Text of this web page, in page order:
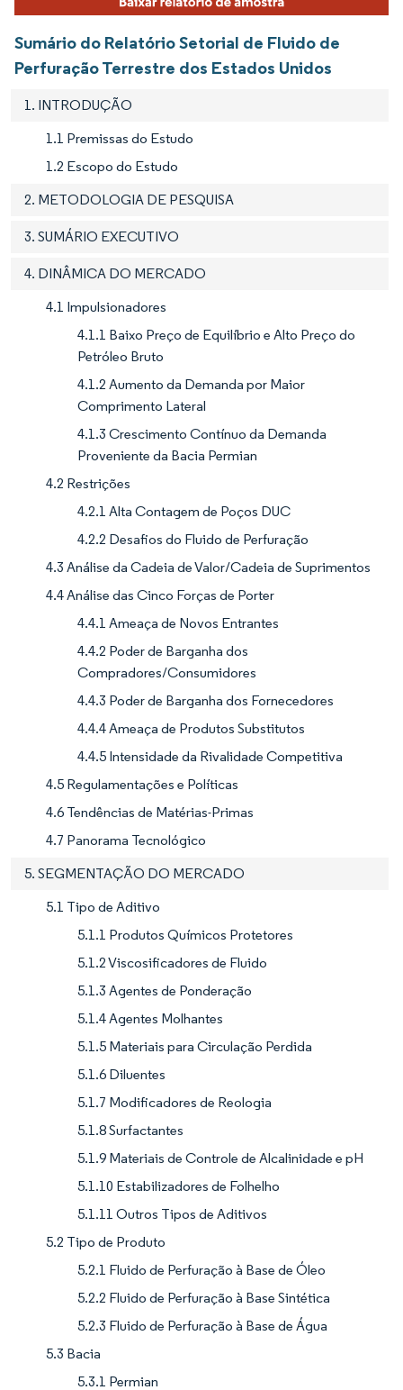
Sumário do Relatório Setorial de Fluido de
Perfuração Terrestre dos Estados Unidos
1. INTRODUÇÃO
1.1 Premissas do Estudo
1.2 Escopo do Estudo
2. METODOLOGIA DE PESQUISA
3. SUMÁRIO EXECUTIVO
4. DINÂMICA DO MERCADO
4.1 Impulsionadores
4.1.1 Baixo Preço de Equilíbrio e Alto Preço do
Petróleo Bruto
4.1.2 Aumento da Demanda por Maior
Comprimento Lateral
4.1.3 Crescimento Contínuo da Demanda
Proveniente da Bacia Permian
4.2 Restrições
4.2.1 Alta Contagem de Poços DUC
4.2.2 Desafios do Fluido de Perfuração
4.3 Análise da Cadeia de Valor/Cadeia de Suprimentos
4.4 Análise das Cinco Forças de Porter
4.4.1 Ameaça de Novos Entrantes
4.4.2 Poder de Barganha dos
Compradores/Consumidores
4.4.3 Poder de Barganha dos Fornecedores
4.4.4 Ameaça de Produtos Substitutos
4.4.5 Intensidade da Rivalidade Competitiva
4.5 Regulamentações e Políticas
4.6 Tendências de Matérias-Primas
4.7 Panorama Tecnológico
5. SEGMENTAÇÃO DO MERCADO
5.1 Tipo de Aditivo
5.1.1 Produtos Químicos Protetores
5.1.2 Viscosificadores de Fluido
5.1.3 Agentes de Ponderação
5.1.4 Agentes Molhantes
5.1.5 Materiais para Circulação Perdida
5.1.6 Diluentes
5.1.7 Modificadores de Reologia
5.1.8 Surfactantes
5.1.9 Materiais de Controle de Alcalinidade e pH
5.1.10 Estabilizadores de Folhelho
5.1.11 Outros Tipos de Aditivos
5.2 Tipo de Produto
5.2.1 Fluido de Perfuração à Base de Óleo
5.2.2 Fluido de Perfuração à Base Sintética
5.2.3 Fluido de Perfuração à Base de Água
5.3 Bacia
5.3.1 Permian